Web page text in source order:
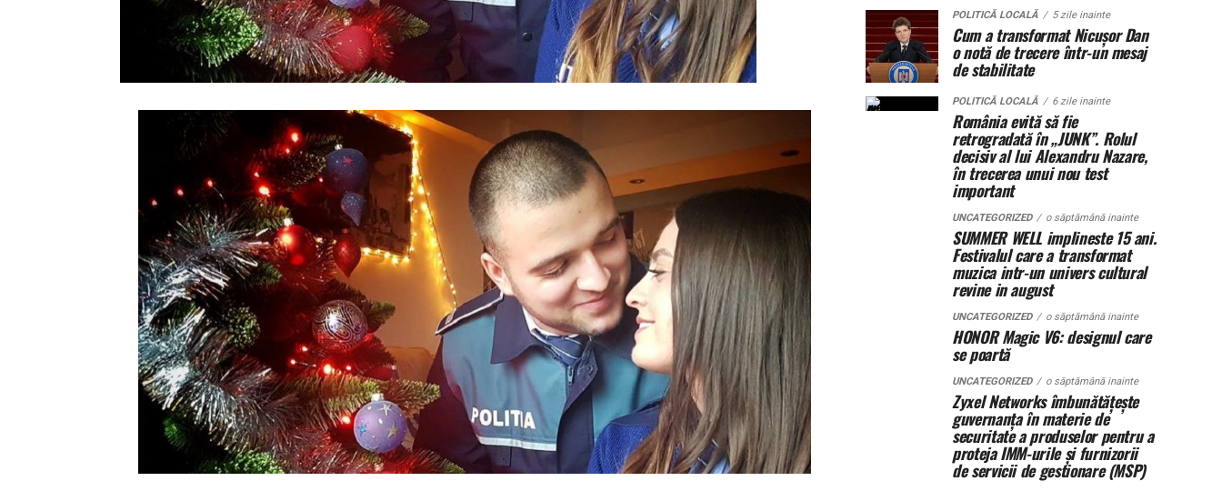
POLITICĂ LOCALĂ 5 zile inainte
Cum a transformat Nicușor Dan
o notă de trecere într-un mesaj
de stabilitate
POLITICĂ LOCALĂ 6 zile inainte
România evită să fie
retrogradată în „JUNK”. Rolul
decisiv al lui Alexandru Nazare,
în trecerea unui nou test
important
UNCATEGORIZED o săptămână inainte
SUMMER WELL implineste 15 ani.
Festivalul care a transformat
muzica intr-un univers cultural
revine in august
UNCATEGORIZED o săptămână inainte
HONOR Magic V6: designul care
se poartă
UNCATEGORIZED o săptămână inainte
Zyxel Networks îmbunătățește
guvernanța în materie de
securitate a produselor pentru a
proteja IMM-urile și furnizorii
de servicii de gestionare (MSP)